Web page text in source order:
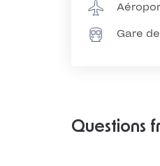
Gare
Questions